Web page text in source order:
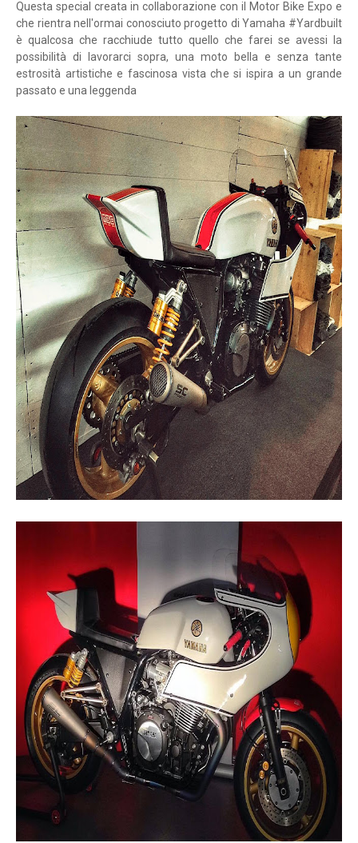
Questa special creata in collaborazione con il Motor Bike Expo e
che rientra nell'ormai conosciuto progetto di Yamaha #Yardbuilt
è qualcosa che racchiude tutto quello che farei se avessi la
possibilità di lavorarci sopra, una moto bella e senza tante
estrosità artistiche e fascinosa vista che si ispira a un grande
passato e una leggenda